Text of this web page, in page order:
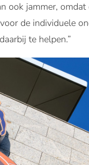
jammer, omdat
de individuele
te helpen.”